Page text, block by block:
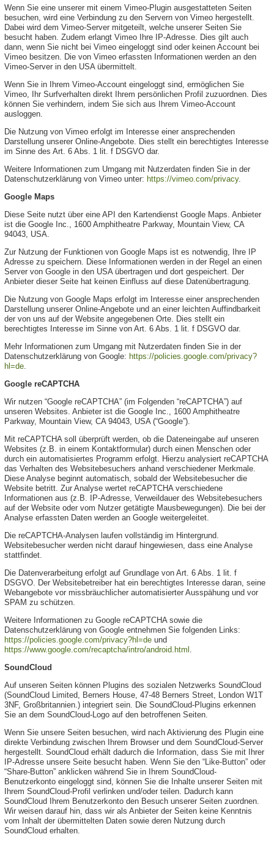
Wenn Sie eine unserer mit einem Vimeo-Plugin ausgestatteten Seiten
besuchen, wird eine Verbindung zu den Servern von Vimeo hergestellt.
Dabei wird dem Vimeo-Server mitgeteilt, welche unserer Seiten Sie
besucht haben. Zudem erlangt Vimeo Ihre IP-Adresse. Dies gilt auch
dann, wenn Sie nicht bei Vimeo eingeloggt sind oder keinen Account bei
Vimeo besitzen. Die von Vimeo erfassten Informationen werden an den
Vimeo-Server in den USA übermittelt.
Wenn Sie in Ihrem Vimeo-Account eingeloggt sind, ermöglichen Sie
Vimeo, Ihr Surfverhalten direkt Ihrem persönlichen Profil zuzuordnen. Dies
können Sie verhindern, indem Sie sich aus Ihrem Vimeo-Account
ausloggen.
Die Nutzung von Vimeo erfolgt im Interesse einer ansprechenden
Darstellung unserer Online-Angebote. Dies stellt ein berechtigtes Interesse
im Sinne des Art. 6 Abs. 1 lit. f DSGVO dar.
Weitere Informationen zum Umgang mit Nutzerdaten finden Sie in der
Datenschutzerklärung von Vimeo unter: https://vimeo.com/privacy.
Google Maps
Diese Seite nutzt über eine API den Kartendienst Google Maps. Anbieter
ist die Google Inc., 1600 Amphitheatre Parkway, Mountain View, CA
94043, USA.
Zur Nutzung der Funktionen von Google Maps ist es notwendig, Ihre IP
Adresse zu speichern. Diese Informationen werden in der Regel an einen
Server von Google in den USA übertragen und dort gespeichert. Der
Anbieter dieser Seite hat keinen Einfluss auf diese Datenübertragung.
Die Nutzung von Google Maps erfolgt im Interesse einer ansprechenden
Darstellung unserer Online-Angebote und an einer leichten Auffindbarkeit
der von uns auf der Website angegebenen Orte. Dies stellt ein
berechtigtes Interesse im Sinne von Art. 6 Abs. 1 lit. f DSGVO dar.
Mehr Informationen zum Umgang mit Nutzerdaten finden Sie in der
Datenschutzerklärung von Google: https://policies.google.com/privacy?
hl=de
Google reCAPTCHA
Wir nutzen “Google reCAPTCHA” (im Folgenden “reCAPTCHA”) auf
unseren Websites. Anbieter ist die Google Inc., 1600 Amphitheatre
Parkway, Mountain View, CA 94043, USA (“Google”).
Mit reCAPTCHA soll überprüft werden, ob die Dateneingabe auf unseren
Websites (z.B. in einem Kontaktformular) durch einen Menschen oder
durch ein automatisiertes Programm erfolgt. Hierzu analysiert reCAPTCHA
das Verhalten des Websitebesuchers anhand verschiedener Merkmale.
Diese Analyse beginnt automatisch, sobald der Websitebesucher die
Website betritt. Zur Analyse wertet reCAPTCHA verschiedene
Informationen aus (z.B. IP-Adresse, Verweildauer des Websitebesuchers
auf der Website oder vom Nutzer getätigte Mausbewegungen). Die bei der
Analyse erfassten Daten werden an Google weitergeleitet.
Die reCAPTCHA-Analysen laufen vollständig im Hintergrund.
Websitebesucher werden nicht darauf hingewiesen, dass eine Analyse
stattfindet.
Die Datenverarbeitung erfolgt auf Grundlage von Art. 6 Abs. 1 lit. f
DSGVO. Der Websitebetreiber hat ein berechtigtes Interesse daran, seine
Webangebote vor missbräuchlicher automatisierter Ausspähung und vor
SPAM zu schützen.
Weitere Informationen zu Google reCAPTCHA sowie die
Datenschutzerklärung von Google entnehmen Sie folgenden Links:
https://policies.google.com/privacy?hl=de und
https://www.google.com/recaptcha/intro/android.html
SoundCloud
Auf unseren Seiten können Plugins des sozialen Netzwerks SoundCloud
(SoundCloud Limited, Berners House, 47-48 Berners Street, London W1T
3NF, Großbritannien.) integriert sein. Die SoundCloud-Plugins erkennen
Sie an dem SoundCloud-Logo auf den betroffenen Seiten.
Wenn Sie unsere Seiten besuchen, wird nach Aktivierung des Plugin eine
direkte Verbindung zwischen Ihrem Browser und dem SoundCloud-Server
hergestellt. SoundCloud erhält dadurch die Information, dass Sie mit Ihrer
IP-Adresse unsere Seite besucht haben. Wenn Sie den “Like-Button” oder
“Share-Button” anklicken während Sie in Ihrem SoundCloud-
Benutzerkonto eingeloggt sind, können Sie die Inhalte unserer Seiten mit
Ihrem SoundCloud-Profil verlinken und/oder teilen. Dadurch kann
SoundCloud Ihrem Benutzerkonto den Besuch unserer Seiten zuordnen.
Wir weisen darauf hin, dass wir als Anbieter der Seiten keine Kenntnis
vom Inhalt der übermittelten Daten sowie deren Nutzung durch
SoundCloud erhalten.